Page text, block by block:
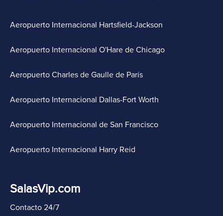
Aeropuerto Internacional Hartsfield-Jackson
Aeropuerto Internacional O'Hare de Chicago
Aeropuerto Charles de Gaulle de París
Aeropuerto Internacional Dallas-Fort Worth
Aeropuerto Internacional de San Francisco
Aeropuerto Internacional Harry Reid
SalasVip.com
Contacto 24/7